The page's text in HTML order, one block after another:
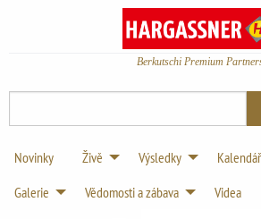
Berkutschi Premium
Novinky Živě Výsledky Kalendář
Galerie
Vědomosti a zábava Videa